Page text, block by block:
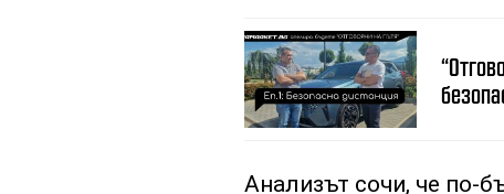
Анализът сочи, че по-